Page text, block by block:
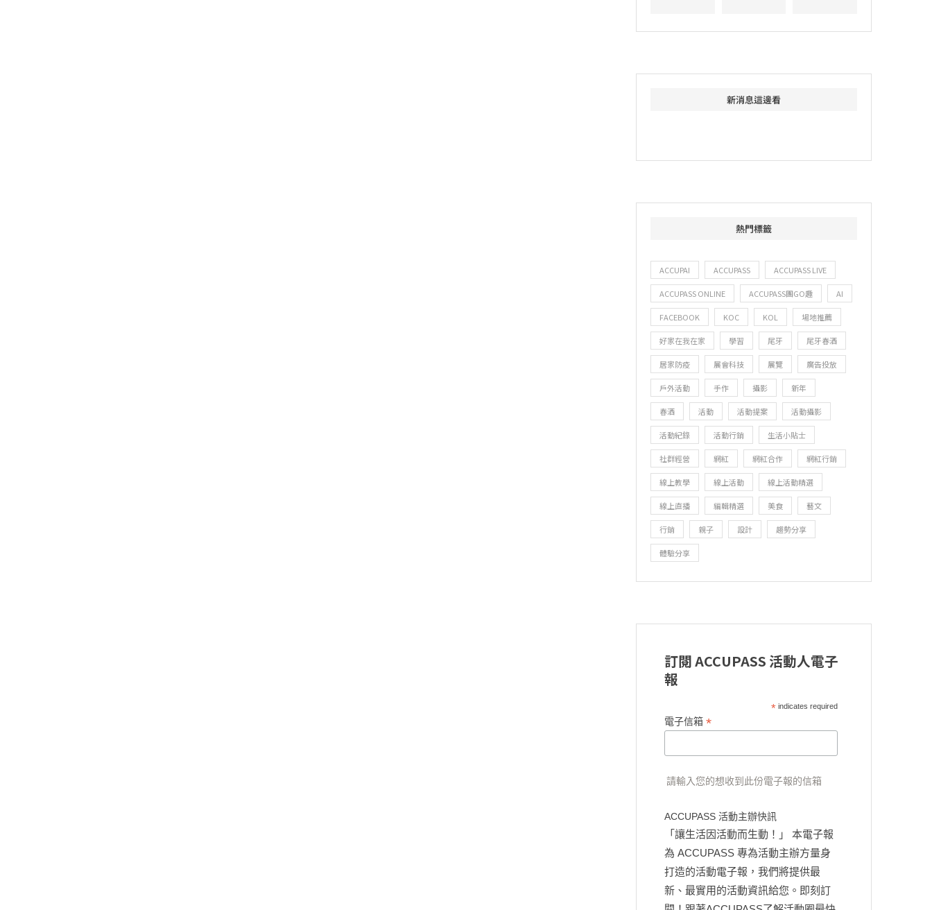
新消息這邊看
熱門標籤
ACCUPAI ACCUPASS ACCUPASS LIVE
ACCUPASS ONLINE ACCUPASS團GO趣 AI
FACEBOOK KOC KOL 場地推薦
好家在我在家 學習 尾牙 尾牙春酒
居家防疫 展會科技 展覽 廣告投放
戶外活動 手作 攝影 新年
春酒 活動 活動提案 活動攝影
活動紀錄 活動行銷 生活小貼士
社群經營 網紅 網紅合作 網紅行銷
線上教學 線上活動 線上活動精選
線上直播 編輯精選 美食 藝文
行銷 親子 設計 趨勢分享
體驗分享
訂閱 ACCUPASS 活動人電子
報
*indicates required
電子信箱 *
請輸入您的想收到此份電子報的信箱
ACCUPASS 活動主辦快訊
「讓生活因活動而生動！」 本電子報
為 ACCUPASS 專為活動主辦方量身
打造的活動電子報，我們將提供最
新、最實用的活動資訊給您。即刻訂